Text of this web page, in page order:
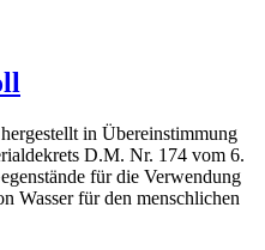
in Übereinstimmung
D.M. Nr. 174 vom 6.
für die Verwendung
Wasser für den menschlichen